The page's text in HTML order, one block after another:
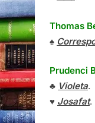
Thomas
♠
Prudenci
♣ Violeta.
♥ Josafat.